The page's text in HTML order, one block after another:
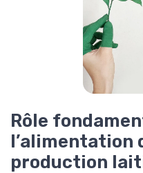
Rôle
l’alimentation
production